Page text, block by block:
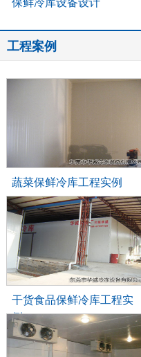
工程案例
蔬菜保鲜冷库工程实例
干货食品保鲜冷库工程实
例